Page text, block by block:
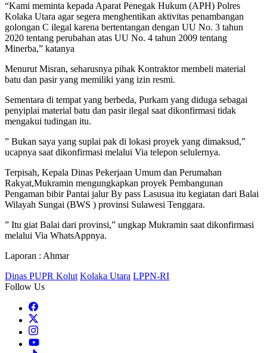
“Kami meminta kepada Aparat Penegak Hukum (APH) Polres
Kolaka Utara agar segera menghentikan aktivitas penambangan
golongan C ilegal karena bertentangan dengan UU No. 3 tahun
2020 tentang perubahan atas UU No. 4 tahun 2009 tentang
Minerba,” katanya
Menurut Misran, seharusnya pihak Kontraktor membeli material
batu dan pasir yang memiliki yang izin resmi.
Sementara di tempat yang berbeda, Purkam yang diduga sebagai
penyiplai material batu dan pasir ilegal saat dikonfirmasi tidak
mengakui tudingan itu.
” Bukan saya yang suplai pak di lokasi proyek yang dimaksud,”
ucapnya saat dikonfirmasi melalui Via telepon selulernya.
Terpisah, Kepala Dinas Pekerjaan Umum dan Perumahan
Rakyat,Mukramin mengungkapkan proyek Pembangunan
Pengaman bibir Pantai jalur By pass Lasusua itu kegiatan dari Balai
Wilayah Sungai (BWS ) provinsi Sulawesi Tenggara.
” Itu giat Balai dari provinsi,” ungkap Mukramin saat dikonfirmasi
melalui Via WhatsAppnya.
Laporan : Ahmar
Dinas PUPR Kolut Kolaka Utara LPPN-RI
Follow Us